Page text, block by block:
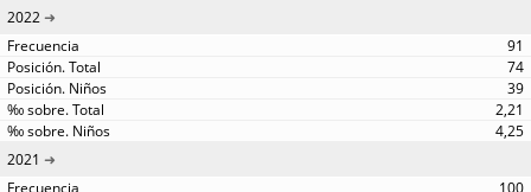
2022
91
74
39
2,21
4,25
2021
100